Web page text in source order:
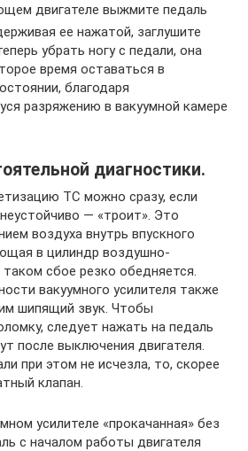
двигателе выжмите педаль
ее нажатой, заглушите
убрать ногу с педали, она
время оставаться в
благодаря
разряжению в вакуумной камере
диагностики.
ТС можно сразу, если
— «троит». Это
воздуха внутрь впускного
в цилиндр воздушно-
сбое резко обедняется.
вакуумного усилителя также
шипящий звук. Чтобы
следует нажать на педаль
после выключения двигателя.
при этом не исчезла, то, скорее
клапан.
усилителе «прокачанная» без
с началом работы двигателя